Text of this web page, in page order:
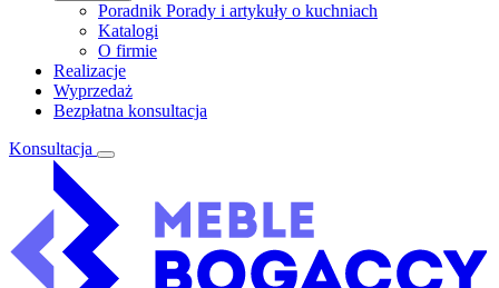
Poradnik Porady i artykuły o kuchniach
Katalogi
O firmie
Realizacje
Wyprzedaż
Bezpłatna konsultacja
Konsultacja